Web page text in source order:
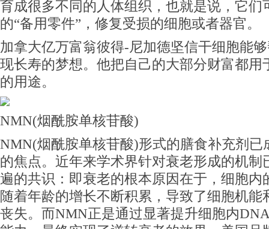
育成很多不同的人体组织，也就是说，它们
的“备用零件”，修复受损的细胞或者器官。
加拿大亿万富翁彼得-尼加德坚信干细胞能
现长寿的梦想。他把自己的大部分财富都用
的用途。
NMN(烟酰胺单核苷酸)
NMN(烟酰胺单核苷酸)形式的膳食补充剂已
的焦点。近年来学术界针对衰老形成的机制
遍的共识：即衰老的根本原因在于，细胞内
随着年龄的增长不断积累，导致了细胞机能
丧失。而NMN正是通过显著提升细胞内